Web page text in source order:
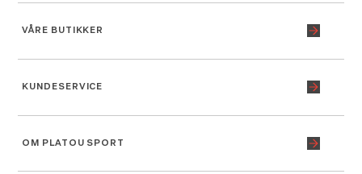
VÅRE BUTIKKER
KUNDESERVICE
OM PLATOU SPORT